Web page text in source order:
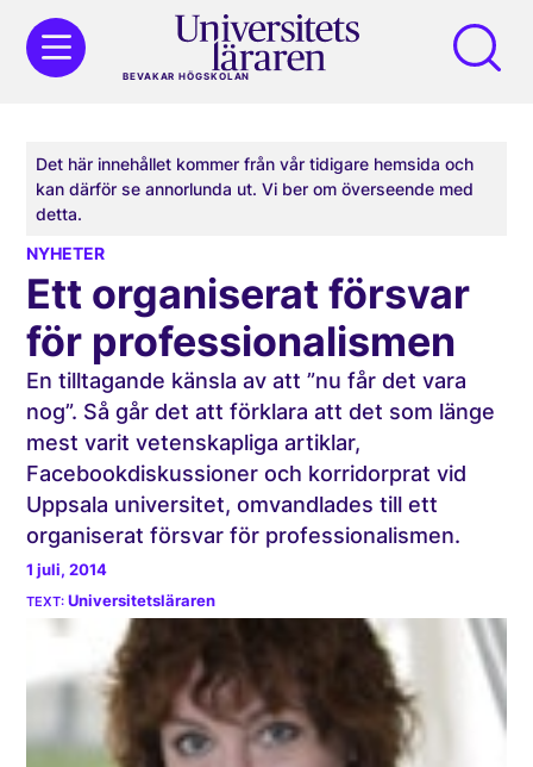
BEVAKAR HÖGSKOLAN
Det här innehållet kommer från vår tidigare hemsida och
kan därför se annorlunda ut. Vi ber om överseende med
detta.
NYHETER
Ett organiserat försvar
för professionalismen
En tilltagande känsla av att ”nu får det vara
nog”. Så går det att förklara att det som länge
mest varit vetenskapliga artiklar,
Facebookdiskussioner och korridorprat vid
Uppsala universitet, omvandlades till ett
organiserat försvar för professionalismen.
1 juli, 2014
Universitetsläraren